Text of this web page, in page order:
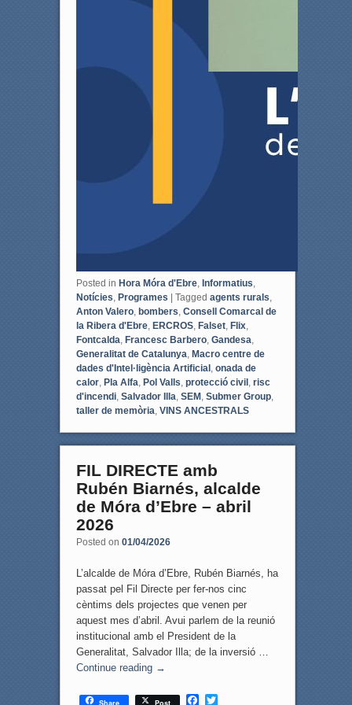
Posted in Hora Móra d'Ebre, Informatius,
Notícies, Programes Tagged agents rurals,
Anton Valero, bombers, Consell Comarcal de
la Ribera d'Ebre, ERCROS, Falset, Flix,
Fontcalda, Francesc Barbero, Gandesa,
Generalitat de Catalunya, Macro centre de
dades d'Intel·ligència Artificial , onada de
calor, Pla Alfa, Pol Valls, protecció civil , risc
d'incendi, Salvador Illa, SEM , Submer Group,
taller de memòria, VINS ANCESTRALS
FIL DIRECTE amb
Rubén Biarnés, alcalde
de Móra d’Ebre – abril
2026
Posted on 01/04/2026
L’alcalde de Móra d’Ebre, Rubén Biarnés, ha
passat pel Fil Directe per fer-nos cinc
cèntims dels projectes que venen per
aquest mes d’abril. Avui parlem de la reunió
institucional amb el President de la
Generalitat, Salvador Illa; de la inversió …
Continue reading →
F
T